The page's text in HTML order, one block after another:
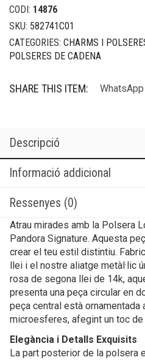
CODI: 14876
SKU: 582741C01
CATEGORIES: CHARMS I
POLSERES DE CADENA
SHARE THIS ITEM: WhatsApp
Descripció
Informació addicional
Ressenyes (0)
Atrau mirades amb la Polsera
Pandora Signature. Aquesta
crear el teu estil distintiu.
llei i el nostre aliatge metàl·lic
rosa de segona llei de 14k,
presenta una peça circular en
peça central està ornamentada
microesferes, afegint un toc de
Elegància i Detalls Exquisits
La part posterior de la polsera